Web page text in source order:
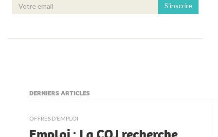
S'inscrire
DERNIERS ARTICLES
OFFRES D'EMPLOI